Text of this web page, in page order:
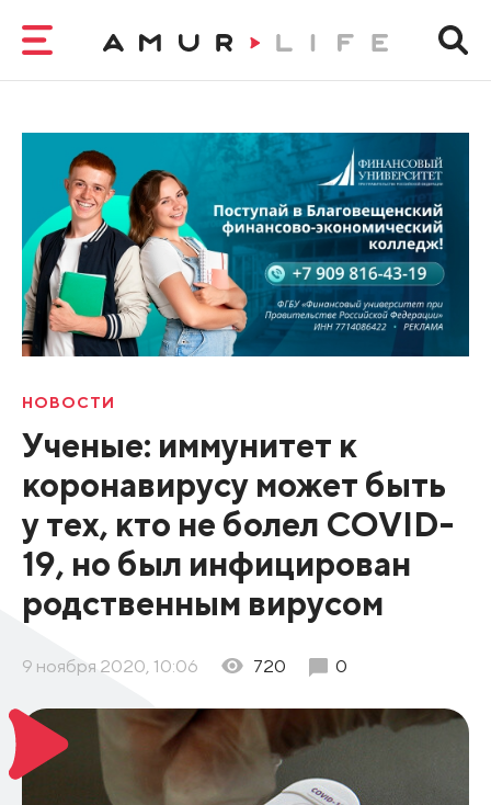
НОВОСТИ
Ученые: иммунитет к
коронавирусу может быть
у тех, кто не болел COVID-
19, но был инфицирован
родственным вирусом
9 ноября 2020, 10:06 720 0